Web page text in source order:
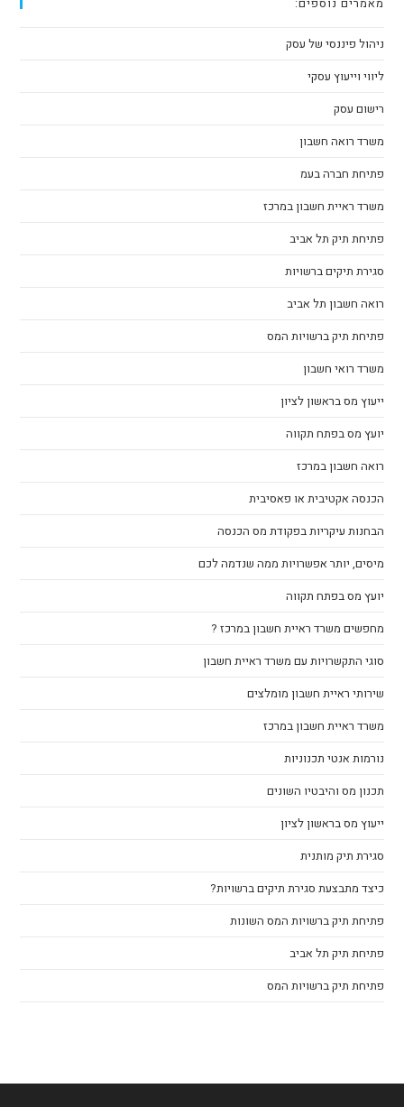
ניהול פיננסי של עסק
ליווי וייעוץ עסקי
רישום עסק
משרד רואה חשבון
פתיחת חברה בעמ
משרד ראיית חשבון במרכז
פתיחת תיק תל אביב
סגירת תיקים ברשויות
רואה חשבון תל אביב
פתיחת תיק ברשויות המס
משרד רואי חשבון
ייעוץ מס בראשון לציון
יועץ מס בפתח תקווה
רואה חשבון במרכז
הכנסה אקטיבית או פאסיבית
הבחנות עיקריות בפקודת מס הכנסה
מיסים, יותר אפשרויות ממה שנדמה לכם
יועץ מס בפתח תקווה
מחפשים משרד ראיית חשבון במרכז ?
סוגי התקשרויות עם משרד ראיית חשבון
שירותי ראיית חשבון מומלצים
משרד ראיית חשבון במרכז
נורמות אנטי תכנוניות
תכנון מס והיבטיו השונים
ייעוץ מס בראשון לציון
סגירת תיק מותנית
כיצד מתבצעת סגירת תיקים ברשויות?
פתיחת תיק ברשויות המס השונות
פתיחת תיק תל אביב
פתיחת תיק ברשויות המס